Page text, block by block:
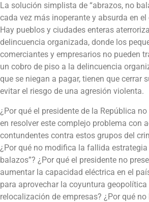
La solución simplista de “abrazos, no
cada vez más inoperante y absurda en
Hay pueblos y ciudades enteras
delincuencia organizada, donde los
comerciantes y empresarios no pueden
un cobro de piso a la delincuencia
que se niegan a pagar, tienen que cerrar
evitar el riesgo de una agresión violenta.
¿Por qué el presidente de la República
en resolver este complejo problema con
contundentes contra estos grupos del
¿Por qué no modifica la fallida estrategia
balazos”? ¿Por qué el presidente no
aumentar la capacidad eléctrica en el
para aprovechar la coyuntura geopolítica
relocalización de empresas? ¿Por qué